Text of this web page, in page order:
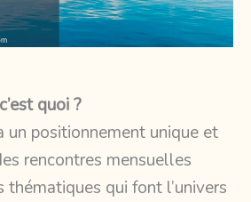
quoi ?
un positionnement unique et
rencontres mensuelles
thématiques qui font l’univers